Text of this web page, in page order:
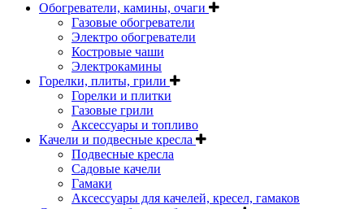
Обогреватели, камины, очаги
Газовые обогреватели
Электро обогреватели
Костровые чаши
Электрокамины
Горелки, плиты, грили
Горелки и плитки
Газовые грили
Аксессуары и топливо
Качели и подвесные кресла
Подвесные кресла
Садовые качели
Гамаки
Аксессуары для качелей, кресел, гамаков